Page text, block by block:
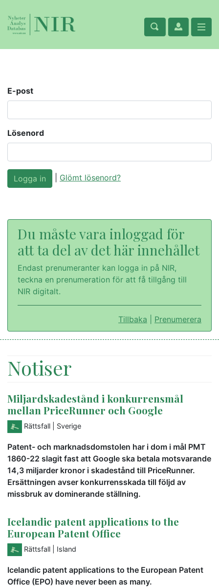
E-post
Lösenord
Glömt lösenord?
Du måste vara inloggad för
att ta del av det här innehållet
Endast prenumeranter kan logga in på NIR,
teckna en prenumeration för att få tillgång till
NIR digitalt.
Tillbaka Prenumerera
Notiser
Miljardskadestånd i konkurrensmål
mellan PriceRunner och Google
Rättsfall | Sverige
Patent- och marknadsdomstolen har i dom i mål PMT
1860-22 slagit fast att Google ska betala motsvarande
14,3 miljarder kronor i skadestånd till PriceRunner.
Ersättningen avser konkurrensskada till följd av
missbruk av dominerande ställning.
Icelandic patent applications to the
European Patent Office
Rättsfall | Island
Icelandic patent applications to the European Patent
Office (EPO) have never been as many.